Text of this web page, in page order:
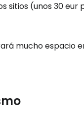
sitios (unos 30
mucho espacio